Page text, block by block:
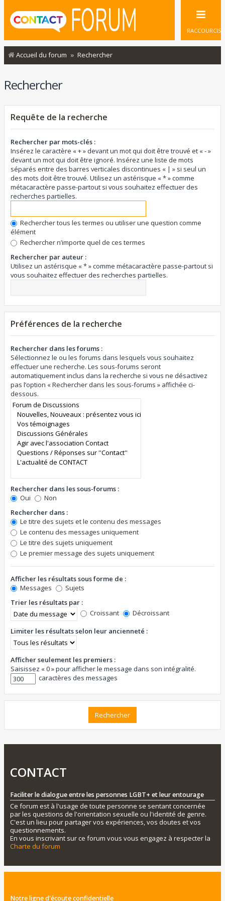
RACCOURCIS
Accueil du forum Rechercher
Rechercher
Requête de la recherche
Rechercher par mots-clés :
Insérez le caractère « + » devant un mot qui doit être trouvé et « - »
devant un mot qui doit être ignoré. Insérez une liste de mots
séparés entre des barres verticales discontinues « | » si seul un
des mots doit être trouvé. Utilisez un astérisque « * » comme
métacaractère passe-partout si vous souhaitez effectuer des
recherches partielles.
Rechercher tous les termes ou utiliser une question comme
élément
Rechercher n’importe quel de ces termes
Rechercher par auteur :
Utilisez un astérisque « * » comme métacaractère passe-partout si
vous souhaitez effectuer des recherches partielles.
Préférences de la recherche
Rechercher dans les forums :
Sélectionnez le ou les forums dans lesquels vous souhaitez
effectuer une recherche. Les sous-forums seront
automatiquement inclus dans la recherche si vous ne désactivez
pas l’option « Rechercher dans les sous-forums » affichée ci-
dessous.
Rechercher dans les sous-forums :
Oui
Non
Rechercher dans :
Le titre des sujets et le contenu des messages
Le contenu des messages uniquement
Le titre des sujets uniquement
Le premier message des sujets uniquement
Afficher les résultats sous forme de :
Messages
Sujets
Trier les résultats par :
Croissant
Décroissant
Limiter les résultats selon leur ancienneté :
Afficher seulement les premiers :
Saisissez « 0 » pour afficher le message dans son intégralité.
caractères des messages
CONTACT
Faciliter le dialogue entre les personnes LGBT+ et leur entourage
Ce forum est à l'usage de toute personne se sentant concernée
par les questions de l'orientation sexuelle ou l'identité de genre.
C'est un lieu pour partager vos expériences, vos doutes et vos
questionnements.
En vous inscrivant sur ce forum vous vous engagez à respecter la
Charte du forum
Notre ligne d'écoute confidentielle